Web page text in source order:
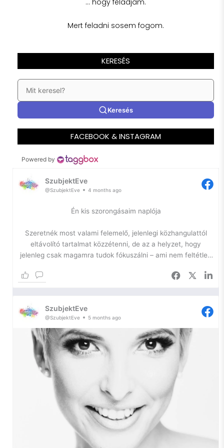
… hogy feladjam.
Mert feladni sosem fogom.
KERESÉS
Keresés
FACEBOOK & INSTAGRAM
Powered by
SzubjektEve
@SzubjektEve 4 months ago
Én kis szorongásaim naplója
Szeretnék most valami felemelő, jelenlegi közhangulattól
eltávolító tartalmat közzétenni, de az a helyzet, hogy
jelenleg csak magamra tudok fókuszálni – ami nem feltétlen
hogy naplózzam a lelkem, hátha ennyivel is sikerül
elhallgattatnom a belső hangokat.
Szóval, szorongás.
Ilyen vagyok én. Egy ideje azon gondolkodom, hogy – bár
nem szeretem a diagnózist, hiszen a szó maga is már egy
negatív háttérjelentést hordoz – szükségem lenne arra, hogy
tudjam, mi a gond velem.
Miért vagyok egy két lábon járó szorongás. Gyakorlatilag
gyerekkorom óta. Miért van az, hogy nem tudok örülni
pusztán a napfénynek, vagy egy katicabogárnak, miért
SzubjektEve
@SzubjektEve 5 months ago